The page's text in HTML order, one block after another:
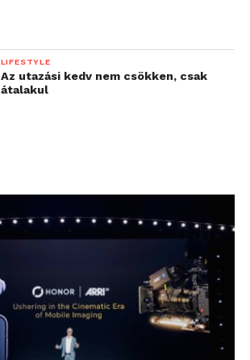
LIFESTYLE
Az utazási kedv nem csökken, csak
átalakul